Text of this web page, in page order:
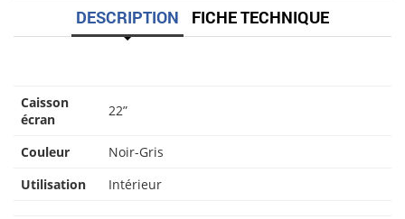
DESCRIPTION FICHE TECHNIQUE
Caisson
écran
22”
Couleur
Noir-Gris
Utilisation
Intérieur